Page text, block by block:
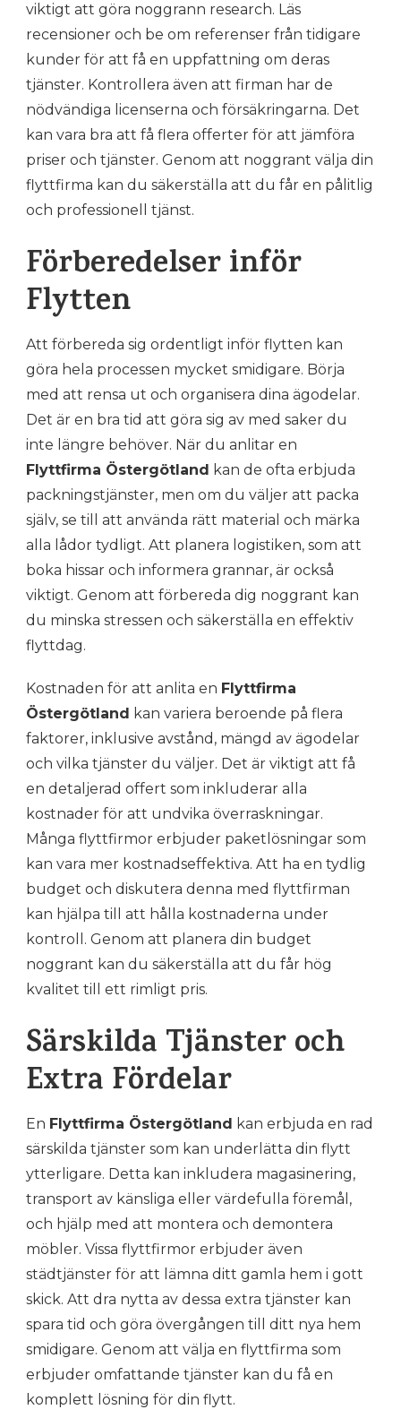
viktigt att göra noggrann research. Läs
recensioner och be om referenser från tidigare
kunder för att få en uppfattning om deras
tjänster. Kontrollera även att firman har de
nödvändiga licenserna och försäkringarna. Det
kan vara bra att få flera offerter för att jämföra
priser och tjänster. Genom att noggrant välja din
flyttfirma kan du säkerställa att du får en pålitlig
och professionell tjänst.
Förberedelser inför
Flytten
Att förbereda sig ordentligt inför flytten kan
göra hela processen mycket smidigare. Börja
med att rensa ut och organisera dina ägodelar.
Det är en bra tid att göra sig av med saker du
inte längre behöver. När du anlitar en
Flyttfirma Östergötland kan de ofta erbjuda
packningstjänster, men om du väljer att packa
själv, se till att använda rätt material och märka
alla lådor tydligt. Att planera logistiken, som att
boka hissar och informera grannar, är också
viktigt. Genom att förbereda dig noggrant kan
du minska stressen och säkerställa en effektiv
flyttdag.
Kostnaden för att anlita en Flyttfirma
Östergötland kan variera beroende på flera
faktorer, inklusive avstånd, mängd av ägodelar
och vilka tjänster du väljer. Det är viktigt att få
en detaljerad offert som inkluderar alla
kostnader för att undvika överraskningar.
Många flyttfirmor erbjuder paketlösningar som
kan vara mer kostnadseffektiva. Att ha en tydlig
budget och diskutera denna med flyttfirman
kan hjälpa till att hålla kostnaderna under
kontroll. Genom att planera din budget
noggrant kan du säkerställa att du får hög
kvalitet till ett rimligt pris.
Särskilda Tjänster och
Extra Fördelar
En Flyttfirma Östergötland kan erbjuda en rad
särskilda tjänster som kan underlätta din flytt
ytterligare. Detta kan inkludera magasinering,
transport av känsliga eller värdefulla föremål,
och hjälp med att montera och demontera
möbler. Vissa flyttfirmor erbjuder även
städtjänster för att lämna ditt gamla hem i gott
skick. Att dra nytta av dessa extra tjänster kan
spara tid och göra övergången till ditt nya hem
smidigare. Genom att välja en flyttfirma som
erbjuder omfattande tjänster kan du få en
komplett lösning för din flytt.